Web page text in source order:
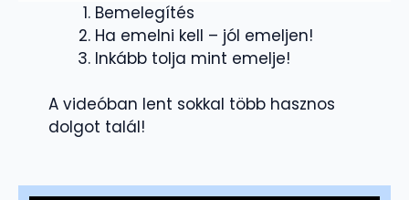
Bemelegítés
Ha emelni kell – jól emeljen!
Inkább tolja mint emelje!
A videóban lent sokkal több hasznos
dolgot talál!